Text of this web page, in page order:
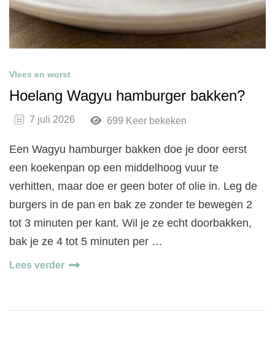
Vlees en worst
Hoelang Wagyu hamburger bakken?
7 juli 2026 699 Keer bekeken
Een Wagyu hamburger bakken doe je door eerst
een koekenpan op een middelhoog vuur te
verhitten, maar doe er geen boter of olie in. Leg de
burgers in de pan en bak ze zonder te bewegen 2
tot 3 minuten per kant. Wil je ze echt doorbakken,
bak je ze 4 tot 5 minuten per …
Lees verder